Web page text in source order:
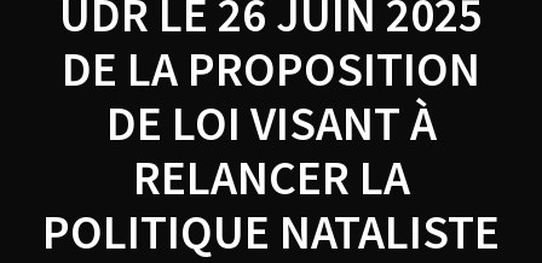
UDR LE 26 JUIN 2025
DE LA PROPOSITION
DE LOI VISANT À
RELANCER LA
POLITIQUE NATALISTE